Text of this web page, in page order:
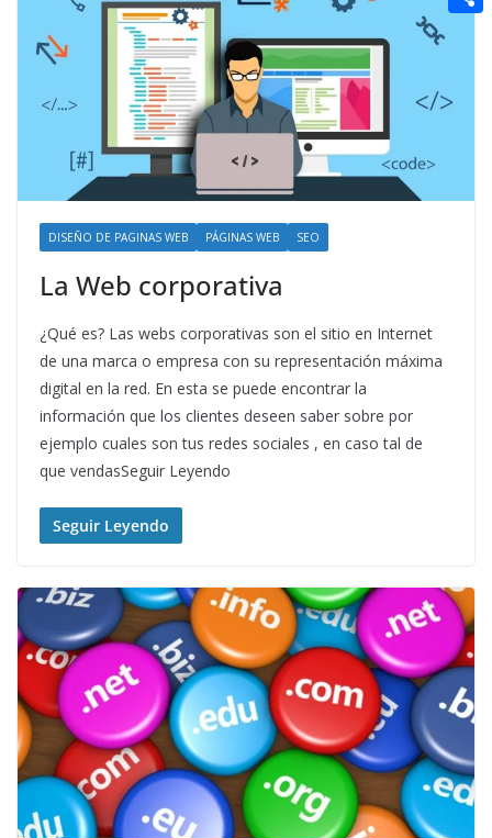
DISEÑO DE PAGINAS WEB PÁGINAS WEB SEO
La Web corporativa
¿Qué es? Las webs corporativas son el sitio en Internet
de una marca o empresa con su representación máxima
digital en la red. En esta se puede encontrar la
información que los clientes deseen saber sobre por
ejemplo cuales son tus redes sociales , en caso tal de
que vendasSeguir Leyendo
Seguir Leyendo
n
e
a
m
r